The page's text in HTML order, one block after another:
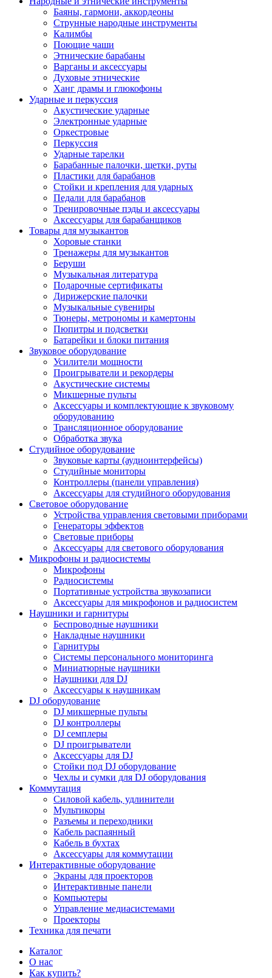
Баяны, гармони, аккордеоны
Струнные народные инструменты
Калимбы
Поющие чаши
Этнические барабаны
Варганы и аксессуары
Духовые этнические
Ханг драмы и глюкофоны
Ударные и перкуссия
Акустические ударные
Электронные ударные
Оркестровые
Перкуссия
Ударные тарелки
Барабанные палочки, щетки, руты
Пластики для барабанов
Стойки и крепления для ударных
Педали для барабанов
Тренировочные пэды и аксессуары
Аксессуары для барабанщиков
Товары для музыкантов
Хоровые станки
Тренажеры для музыкантов
Беруши
Музыкальная литература
Подарочные сертификаты
Дирижерские палочки
Музыкальные сувениры
Тюнеры, метрономы и камертоны
Пюпитры и подсветки
Батарейки и блоки питания
Звуковое оборудование
Усилители мощности
Проигрыватели и рекордеры
Акустические системы
Микшерные пульты
Аксессуары и комплектующие к звуковому
оборудованию
Трансляционное оборудование
Обработка звука
Студийное оборудование
Звуковые карты (аудиоинтерфейсы)
Студийные мониторы
Контроллеры (панели управления)
Аксессуары для студийного оборудования
Световое оборудование
Устройства управления световыми приборами
Генераторы эффектов
Световые приборы
Аксессуары для светового оборудования
Микрофоны и радиосистемы
Микрофоны
Радиосистемы
Портативные устройства звукозаписи
Аксессуары для микрофонов и радиосистем
Наушники и гарнитуры
Беспроводные наушники
Накладные наушники
Гарнитуры
Системы персонального мониторинга
Миниатюрные наушники
Наушники для DJ
Аксессуары к наушникам
DJ оборудование
DJ микшерные пульты
DJ контроллеры
DJ семплеры
DJ проигрыватели
Аксессуары для DJ
Стойки под DJ оборудование
Чехлы и сумки для DJ оборудования
Коммутация
Силовой кабель, удлинители
Мультикоры
Разъемы и переходники
Кабель распаянный
Кабель в бухтах
Аксессуары для коммутации
Интерактивные оборудование
Экраны для проекторов
Интерактивные панели
Компьютеры
Управление медиасистемами
Проекторы
Техника для печати
Каталог
О нас
Как купить?